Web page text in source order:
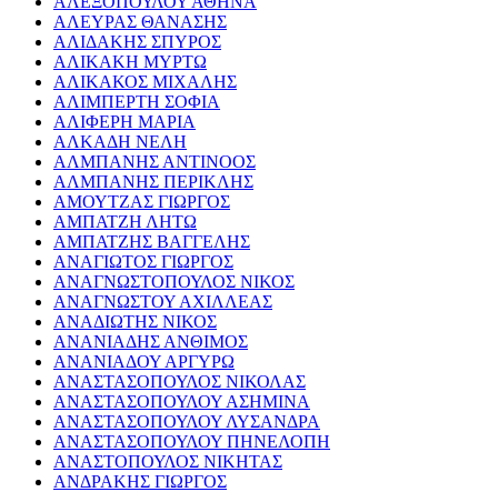
ΑΛΕΥΡΑΣ ΘΑΝΑΣΗΣ
ΑΛΙΔΑΚΗΣ ΣΠΥΡΟΣ
ΑΛΙΚΑΚΗ ΜΥΡΤΩ
ΑΛΙΚΑΚΟΣ ΜΙΧΑΛΗΣ
ΑΛΙΜΠΕΡΤΗ ΣΟΦΙΑ
ΑΛΙΦΕΡΗ ΜΑΡΙΑ
ΑΛΚΑΔΗ ΝΕΛΗ
ΑΛΜΠΑΝΗΣ ΑΝΤΙΝΟΟΣ
ΑΛΜΠΑΝΗΣ ΠΕΡΙΚΛΗΣ
ΑΜΟΥΤΖΑΣ ΓΙΩΡΓΟΣ
ΑΜΠΑΤΖΗ ΛΗΤΩ
ΑΜΠΑΤΖΗΣ ΒΑΓΓΕΛΗΣ
ΑΝΑΓΙΩΤΟΣ ΓΙΩΡΓΟΣ
ΑΝΑΓΝΩΣΤΟΠΟΥΛΟΣ ΝΙΚΟΣ
ΑΝΑΓΝΩΣΤΟΥ ΑΧΙΛΛΕΑΣ
ΑΝΑΔΙΩΤΗΣ ΝΙΚΟΣ
ΑΝΑΝΙΑΔΗΣ ΑΝΘΙΜΟΣ
ΑΝΑΝΙΑΔΟΥ ΑΡΓΥΡΩ
ΑΝΑΣΤΑΣΟΠΟΥΛΟΣ ΝΙΚΟΛΑΣ
ΑΝΑΣΤΑΣΟΠΟΥΛΟΥ ΑΣΗΜΙΝΑ
ΑΝΑΣΤΑΣΟΠΟΥΛΟΥ ΛΥΣΑΝΔΡΑ
ΑΝΑΣΤΑΣΟΠΟΥΛΟΥ ΠΗΝΕΛΟΠΗ
ΑΝΑΣΤΟΠΟΥΛΟΣ ΝΙΚΗΤΑΣ
ΑΝΔΡΑΚΗΣ ΓΙΩΡΓΟΣ